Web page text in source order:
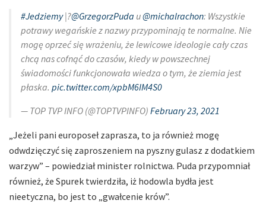
#Jedziemy|?@GrzegorzPuda u@michalrachon: Wszystkie
potrawy wegańskie z nazwy przypominają te normalne. Nie
mogę oprzeć się wrażeniu, że lewicowe ideologie cały czas
chcą nas cofnąć do czasów, kiedy w powszechnej
świadomości funkcjonowała wiedza o tym, że ziemia jest
płaska. pic.twitter.com/xpbM6IM4S0
— TOP TVP INFO (@TOPTVPINFO) February 23, 2021
„Jeżeli pani europoseł zaprasza, to ja również mogę
odwdzięczyć się zaproszeniem na pyszny gulasz z dodatkiem
warzyw” – powiedział minister rolnictwa. Puda przypomniał
również, że Spurek twierdziła, iż hodowla bydła jest
nieetyczna, bo jest to „gwałcenie krów”.